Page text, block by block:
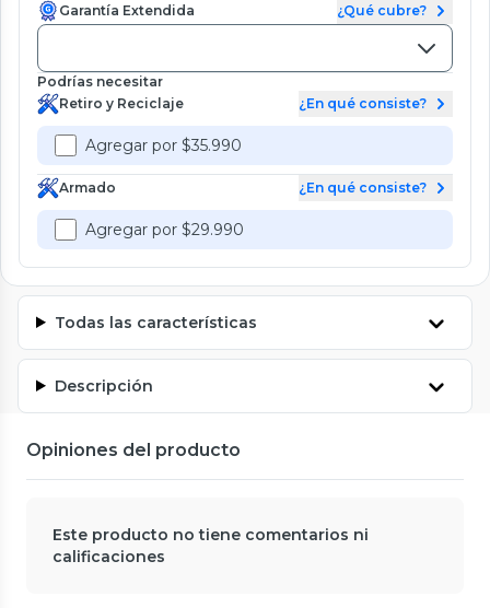
Garantía Extendida ¿Qué cubre?
Podrías necesitar
Retiro y Reciclaje
¿En qué consiste?
Agregar por $35.990
Armado ¿En qué consiste?
Agregar por $29.990
Todas las características
Descripción
Opiniones del producto
Este producto no tiene comentarios ni
calificaciones